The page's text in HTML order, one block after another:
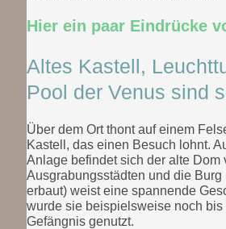
Hier ein paar Eindrücke
Altes Kastell,
Pool der Venus sind
Über dem Ort thont auf einem
Kastell, das einen Besuch lohnt.
Anlage befindet sich der alte Dom
Ausgrabungsstädten und die Burg
erbaut) weist eine spannende
wurde sie beispielsweise noch bis
Gefängnis genutzt.